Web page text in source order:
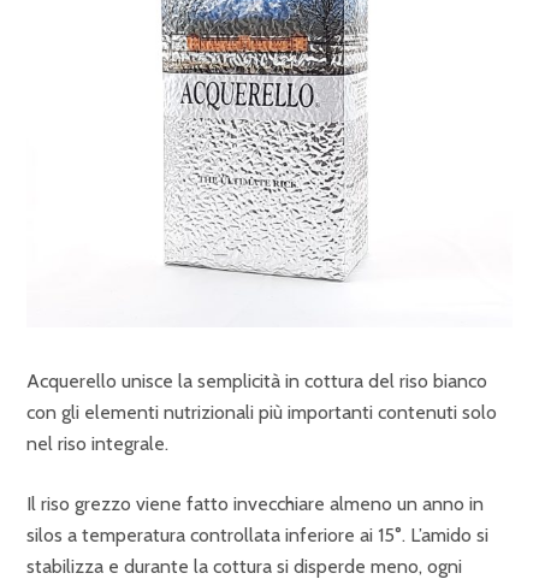
Acquerello unisce la semplicità in cottura del riso bianco
con gli elementi nutrizionali più importanti contenuti solo
nel riso integrale.
Il riso grezzo viene fatto invecchiare almeno un anno in
silos a temperatura controllata inferiore ai 15°. L’amido si
stabilizza e durante la cottura si disperde meno, ogni